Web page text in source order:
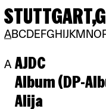
STUTTGART,
ABCDEFGH JKM NO
A AJDC
Album (DP-
Alija